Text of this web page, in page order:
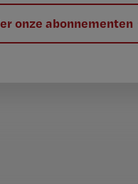
onze abonnementen